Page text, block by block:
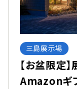
三島展示場
【お盆限定
Amazonギ